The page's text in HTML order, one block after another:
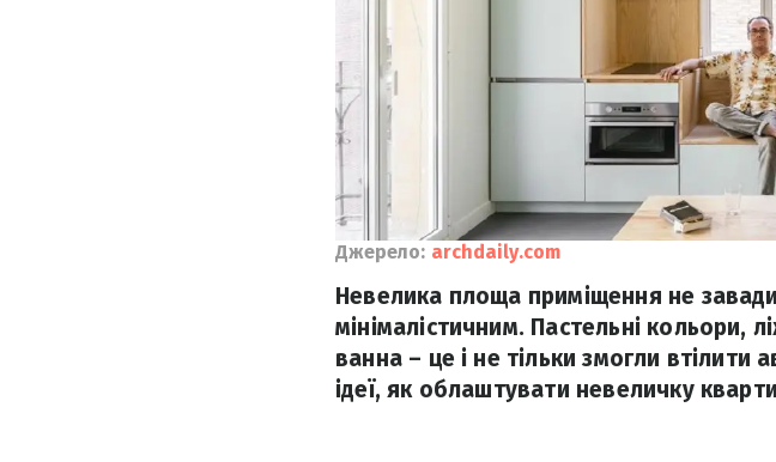
Джерело: archdaily.com
Невелика площа приміщення не
мінімалістичним. Пастельні кольори,
ванна – це і не тільки змогли втілити
ідеї, як облаштувати невеличку